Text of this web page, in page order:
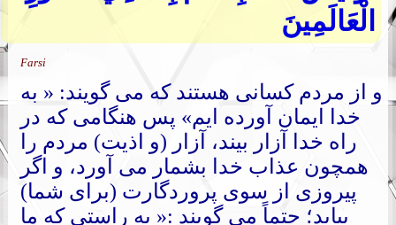
الْعَالَمِينَ
Farsi
و از مردم کسانی هستند که می گویند: « به
خدا ایمان آورده ایم» پس هنگامی که در
راه خدا آزار بیند، آزار (و اذیت) مردم را
همچون عذاب خدا بشمار می آورد، و اگر
پیروزی از سوی پروردگارت (برای شما)
بیاید؛ حتماً می گویند :« به راستی که ما